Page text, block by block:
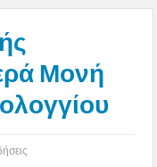
Μονή